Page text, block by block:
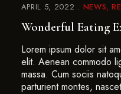
APRIL 5, 2022 NEWS
Wonderful Eating
Lorem ipsum dolor sit
elit. Aenean commodo
massa. Cum sociis
parturient montes,